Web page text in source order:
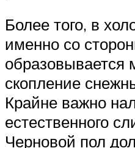
Более того, в
именно со
образовывается
скопление
Крайне важно
естественного
Черновой пол